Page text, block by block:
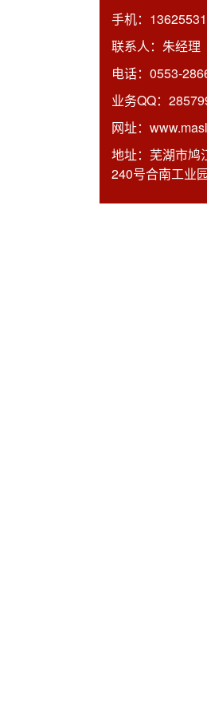
手机：
联系人： 朱经理
电话： 0553-
业务QQ：
网址：
地址： 芜湖市鸠
240号合南工业